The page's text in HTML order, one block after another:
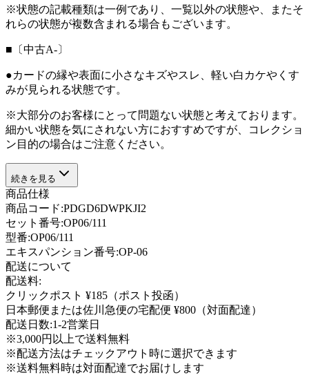
※状態の記載種類は一例であり、一覧以外の状態や、またそ
れらの状態が複数含まれる場合もございます。
■〔中古A-〕
●カードの縁や表面に小さなキズやスレ、軽い白カケやくす
みが見られる状態です。
※大部分のお客様にとって問題ない状態と考えております。
細かい状態を気にされない方におすすめですが、コレクショ
ン目的の場合はご注意ください。
続きを見る
商品仕様
商品コード:PDGD6DWPKJI2
セット番号:OP06/111
型番:OP06/111
エキスパンション番号:OP-06
配送について
配送料:
クリックポスト ¥185（ポスト投函）
日本郵便または佐川急便の宅配便 ¥800（対面配達）
配送日数:1-2営業日
※3,000円以上で送料無料
※配送方法はチェックアウト時に選択できます
※送料無料時は対面配達でお届けします